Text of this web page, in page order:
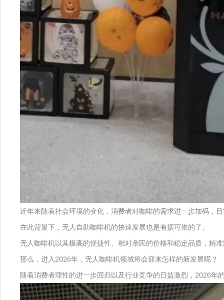
近年来随着社会环境的变化，消费者对咖啡的需求进一步加码，
在此背景下，无人自助咖啡机的快速发展也是有据可依的了。
无人咖啡机以其极高的便捷性、相对亲民的价格和稳定品质，精
那么，进入2026年，无人咖啡机领域将会迎来怎样的新发展呢？
随着消费者理性的进一步回归以及行业竞争的日益激烈，2026年